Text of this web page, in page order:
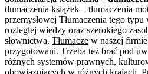
tłumaczenia książek – tłumaczenia
przemysłowej Tłumaczenia tego typu
rozległej wiedzy oraz szerokiego
słownictwa. Tłumacze w naszej
przygotowani. Trzeba też brać pod
różnych systemów prawnych,
obowiązujących w różnych krajach.